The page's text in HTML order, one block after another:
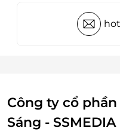
Công ty cổ
Sáng - SSMEDIA